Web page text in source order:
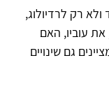
רק לרדיולוג,
עוביו, האם
גם שינויים